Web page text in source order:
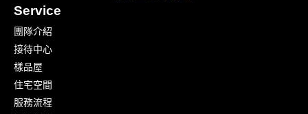
Service
團隊介紹
接待中心
樣品屋
住宅空間
服務流程